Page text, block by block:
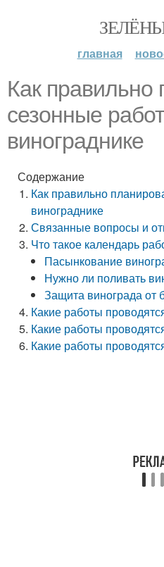
главная
Как правильно
сезонные
винограднике
Содержание
Как правильно
винограднике
Связанные вопросы и
Что такое календарь
Пасынкование
Нужно ли поливать
Защита винограда от
Какие работы
Какие работы
Какие работы